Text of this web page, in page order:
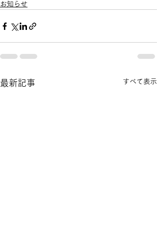
お知らせ
最新記事 すべて表示